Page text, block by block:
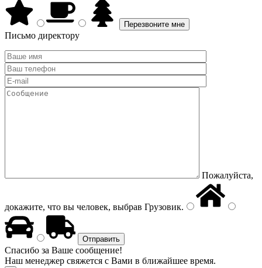
Письмо директору
Пожалуйста,
докажите, что вы человек, выбрав Грузовик.
Спасибо за Ваше сообщение!
Наш менеджер свяжется с Вами в ближайшее время.